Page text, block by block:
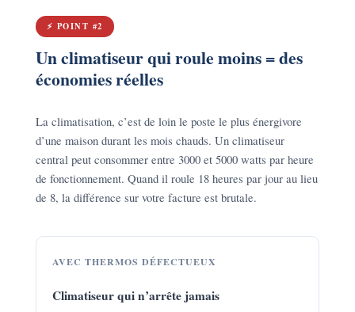
⚡ POINT #2
Un climatiseur qui roule moins = des
économies réelles
La climatisation, c’est de loin le poste le plus énergivore
d’une maison durant les mois chauds. Un climatiseur
central peut consommer entre 3000 et 5000 watts par heure
de fonctionnement. Quand il roule 18 heures par jour au lieu
de 8, la différence sur votre facture est brutale.
AVEC THERMOS DÉFECTUEUX
Climatiseur qui n’arrête jamais